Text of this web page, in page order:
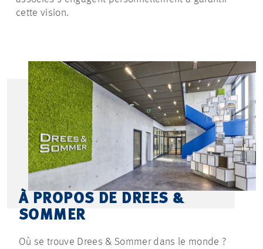
cette vision.
À PROPOS DE DREES &
SOMMER
Où se trouve Drees & Sommer dans le monde ?